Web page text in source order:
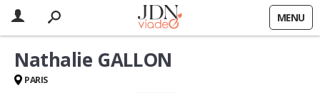
MENU
Nathalie GALLON
PARIS